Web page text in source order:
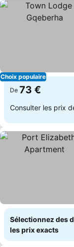
Choix populaire
De 73 €
Consulter les prix
Sélectionnez des
les prix exacts